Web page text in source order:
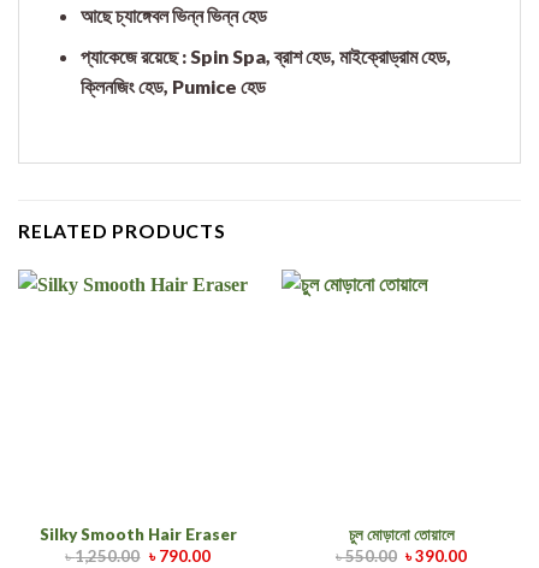
আছে চ্যাঙ্গেবল ভিন্ন ভিন্ন হেড
প্যাকেজে রয়েছে : Spin Spa, ব্রাশ হেড, মাইক্রোড্রাম হেড,
ক্লিনজিং হেড, Pumice হেড
RELATED PRODUCTS
Silky Smooth Hair Eraser
৳1,250.00 ৳790.00
চুল মোড়ানো তোয়ালে
৳550.00 ৳390.00